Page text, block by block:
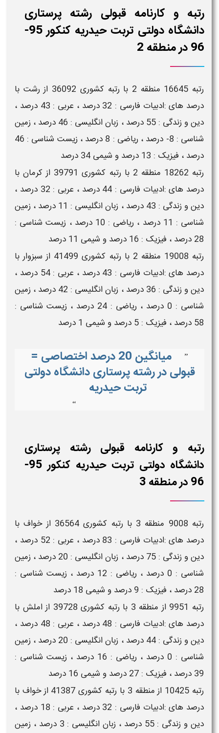
رتبه و کارنامه قبولی رشته پرستاری
دانشگاه دولتی تربت حیدریه کنکور 95-
96 در منطقه 2
رتبه 16645 منطقه 2 با رتبه کشوری 36092 از رشت با
درصد های :ادبیات فارسی : 32 درصد ، عربی : 43 درصد ،
دین و زندگی : 55 درصد ، زبان انگلیسی : 46 درصد ، زمین
شناسی : 8- درصد ، ریاضی : 8 درصد ، زیست شناسی : 46
درصد ، فیزیک : 13 درصد و شیمی 34 درصد
رتبه 18262 منطقه 2 با رتبه کشوری 39791 از کرمان با
درصد های :ادبیات فارسی : 44 درصد ، عربی : 32 درصد ،
دین و زندگی : 43 درصد ، زبان انگلیسی : 11 درصد ، زمین
شناسی : 11 درصد ، ریاضی : 10 درصد ، زیست شناسی :
28 درصد ، فیزیک : 16 درصد و شیمی 11 درصد
رتبه 19008 منطقه 2 با رتبه کشوری 41499 از سبزوار با
درصد های :ادبیات فارسی : 43 درصد ، عربی : 54 درصد ،
دین و زندگی : 36 درصد ، زبان انگلیسی : 42 درصد ، زمین
شناسی : 0 درصد ، ریاضی : 24 درصد ، زیست شناسی :
58 درصد ، فیزیک : 5 درصد و شیمی 1 درصد
”
میانگین 20 درصد اختصاصی =
قبولی در رشته پرستاری دانشگاه دولتی
تربت حیدریه
“
رتبه و کارنامه قبولی رشته پرستاری
دانشگاه دولتی تربت حیدریه کنکور 95-
96 در منطقه 3
رتبه 9008 منطقه 3 با رتبه کشوری 36564 از خواف با
درصد های :ادبیات فارسی : 83 درصد ، عربی : 52 درصد ،
دین و زندگی : 75 درصد ، زبان انگلیسی : 20 درصد ، زمین
شناسی : 0 درصد ، ریاضی : 12 درصد ، زیست شناسی :
28 درصد ، فیزیک : 9 درصد و شیمی 18 درصد
رتبه 9951 از منطقه 3 با رتبه کشوری 39728 از املش با
درصد های :ادبیات فارسی : 48 درصد ، عربی : 48 درصد ،
دین و زندگی : 44 درصد ، زبان انگلیسی : 20 درصد ، زمین
شناسی : 0 درصد ، ریاضی : 16 درصد ، زیست شناسی :
39 درصد ، فیزیک : 27 درصد و شیمی 16 درصد
رتبه 10425 از منطقه 3 با رتبه کشوری 41387 از خواف با
درصد های :ادبیات فارسی : 32 درصد ، عربی : 18 درصد ،
دین و زندگی : 55 درصد ، زبان انگلیسی : 3 درصد ، زمین